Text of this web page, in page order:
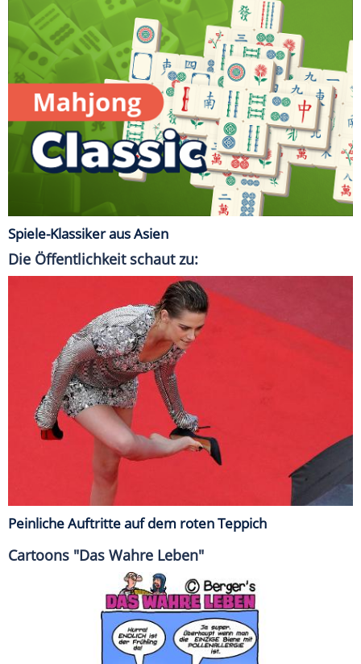
Spiele-Klassiker aus Asien
Die Öffentlichkeit schaut zu:
Peinliche Auftritte auf dem roten Teppich
Cartoons "Das Wahre Leben"